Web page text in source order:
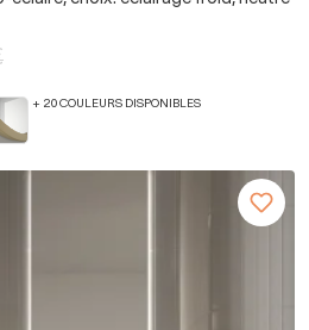
+ 20 COULEURS DISPONIBLES